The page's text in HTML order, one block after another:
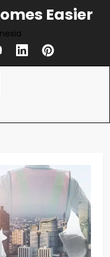
Easier